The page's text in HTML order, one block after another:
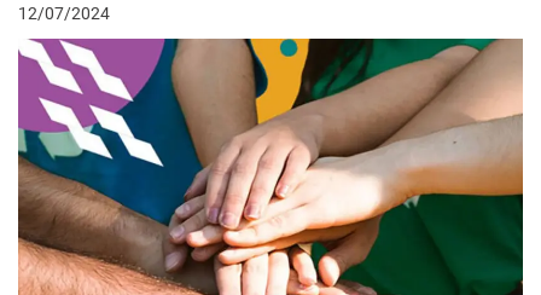
12/07/2024